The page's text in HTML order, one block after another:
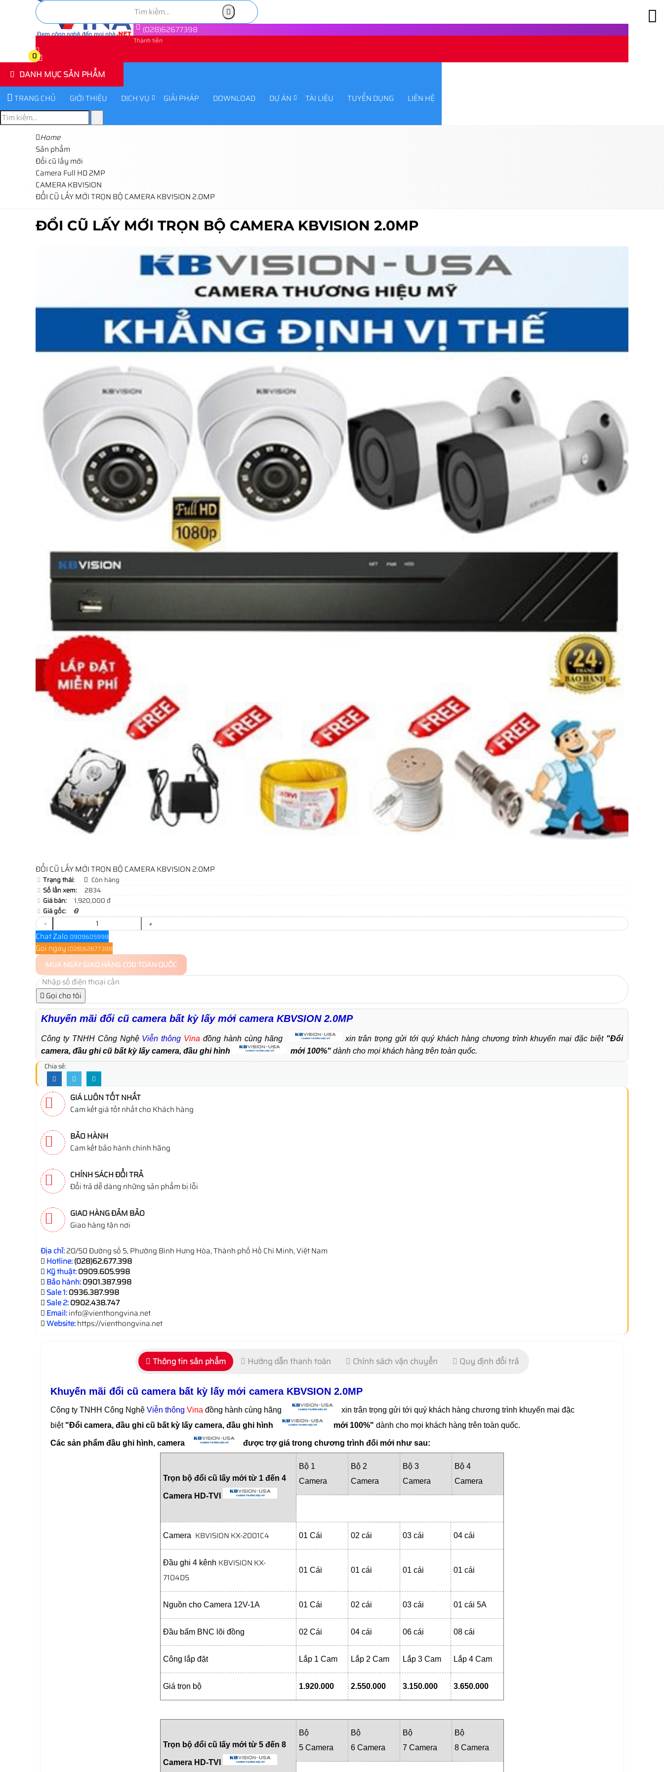
(028)62677398
Thành tiền
0
0
DANH MỤC SẢN PHẨM
TRANG CHỦ GIỚI THIỆU DỊCH VỤ GIẢI PHÁP DOWNLOAD DỰ ÁN TÀI LIỆU TUYỂN DỤNG LIÊN HỆ
Home
Sản phẩm
Đổi cũ lấy mới
Camera Full HD 2MP
CAMERA KBVISION
ĐỔI CŨ LẤY MỚI TRỌN BỘ CAMERA KBVISION 2.0MP
ĐỔI CŨ LẤY MỚI TRỌN BỘ CAMERA KBVISION 2.0MP
ĐỔI CŨ LẤY MỚI TRỌN BỘ CAMERA KBVISION 2.0MP
Trạng thái:
Còn hàng
Số lần xem:
2834
Giá bán:
1,920,000 đ
Giá gốc:
0
-
+
Chat Zalo 0909605998
Gọi ngay (028)62677398
MUA NGAYGIAO HÀNG COD TOÀN QUỐC
Gọi cho tôi
Khuyến mãi đổi cũ camera bất kỳ lấy mới camera KBVSION 2.0MP
Công ty TNHH Công Nghệ Viễn thông Vina đồng hành cùng hãng xin trân trọng gửi tới quý khách hàng chương trình khuyến mại đặc biệt "Đổi
camera, đầu ghi cũ bất kỳ lấy camera, đầu ghi hình
mới 100%" dành cho mọi khách hàng trên toàn quốc.
Chia sẻ:
GIÁ LUÔN TỐT NHẤT
Cam kết giá tốt nhất cho Khách hàng
BẢO HÀNH
Cam kết bảo hành chính hãng
CHÍNH SÁCH ĐỔI TRẢ
Đổi trả dễ dàng những sản phẩm bị lỗi
GIAO HÀNG ĐẢM BẢO
Giao hàng tận nơi
Địa chỉ:20/50 Đường số 5, Phường Bình Hưng Hòa, Thành phố Hồ Chí Minh, Việt Nam
Hotline:(028)62.677.398
Kỹ thuật:0909.605.998
Bảo hành:0901.387.998
Sale 1:0936.387.998
Sale 2:0902.438.747
Email:info@vienthongvina.net
Website:https://vienthongvina.net
Thông tin sản phẩm Hướng dẫn thanh toán Chính sách vận chuyển Quy định đổi trả
Khuyến mãi đổi cũ camera bất kỳ lấy mới camera KBVSION 2.0MP
Công ty TNHH Công Nghệ Viễn thông Vina đồng hành cùng hãng
xin trân trọng gửi tới quý khách hàng chương trình khuyến mại đặc
biệt "Đổi camera, đầu ghi cũ bất kỳ lấy camera, đầu ghi hình mới 100%" dành cho mọi khách hàng trên toàn quốc.
Các sản phẩm đầu ghi hình, camera được trợ giá trong chương trình đối mới như sau:
Trọn bộ đổi cũ lấy mới từ 1 đến 4
Camera HD-TVI
Bộ 1
Camera
Bộ 2
Camera
Bộ 3
Camera
Bộ 4
Camera
Camera KBVISION KX-2001C4 01 Cái 02 cái 03 cái 04 cái
Đầu ghi 4 kênh KBVISION KX-
7104D5
01 Cái 01 cái 01 cái 01 cái
Nguồn cho Camera 12V-1A 01 Cái 02 cái 03 cái 01 cái 5A
Đầu bấm BNC lõi đồng 02 Cái 04 cái 06 cái 08 cái
Công lắp đặt Lắp 1 Cam Lắp 2 Cam Lắp 3 Cam Lắp 4 Cam
Giá trọn bộ 1.920.000 2.550.000 3.150.000 3.650.000
Trọn bộ đổi cũ lấy mới từ 5 đến 8
Camera HD-TVI
Bộ
5 Camera
Bộ
6 Camera
Bộ
7 Camera
Bộ
8 Camera